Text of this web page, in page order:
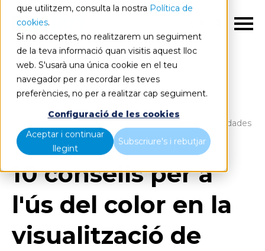
que utilitzem, consulta la nostra Política de
cookies.
Si no acceptes, no realitzarem un seguiment
de la teva informació quan visitis aquest lloc
web. S'usarà una única cookie en el teu
navegador per a recordar les teves
preferències, no per a realitzar cap seguiment.
Configuració de les cookies
Aceptar i continuar
llegint
Subscriure's i rebutjar
Blog Home
10 consells per a l'ús del color en la visualització de dades
10 consells per a
l'ús del color en la
visualització de